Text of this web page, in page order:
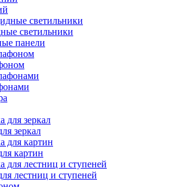
светильники
панели
зеркал
картин
лестниц и ступеней